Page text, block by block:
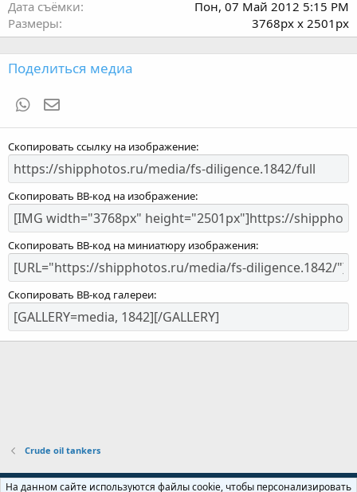
Дата съёмки
Пон, 07 Май 2012 5:15 PM
Размеры
3768px x 2501px
Поделиться медиа
WhatsApp
Скопировать ссылку на изображение
Скопировать BB-код на изображение
Скопировать BB-код на миниатюру изображения
Скопировать BB-код галереи
Crude oil tankers
Russian (RU)
На данном сайте используются файлы cookie, чтобы персонализировать